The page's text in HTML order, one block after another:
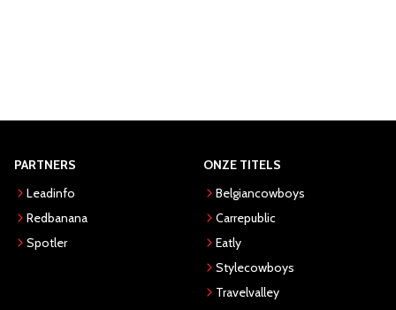
PARTNERS
Leadinfo
Redbanana
Spotler
ONZE TITELS
Belgiancowboys
Carrepublic
Eatly
Stylecowboys
Travelvalley